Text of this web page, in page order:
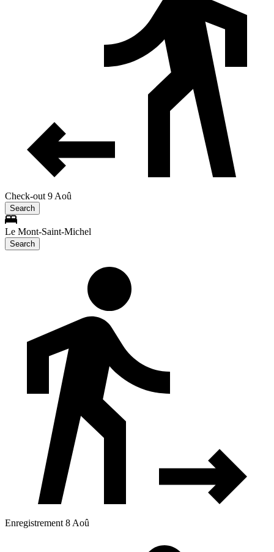
Check-out 9 Aoû
Search
Le Mont-Saint-Michel
Search
Enregistrement 8 Aoû